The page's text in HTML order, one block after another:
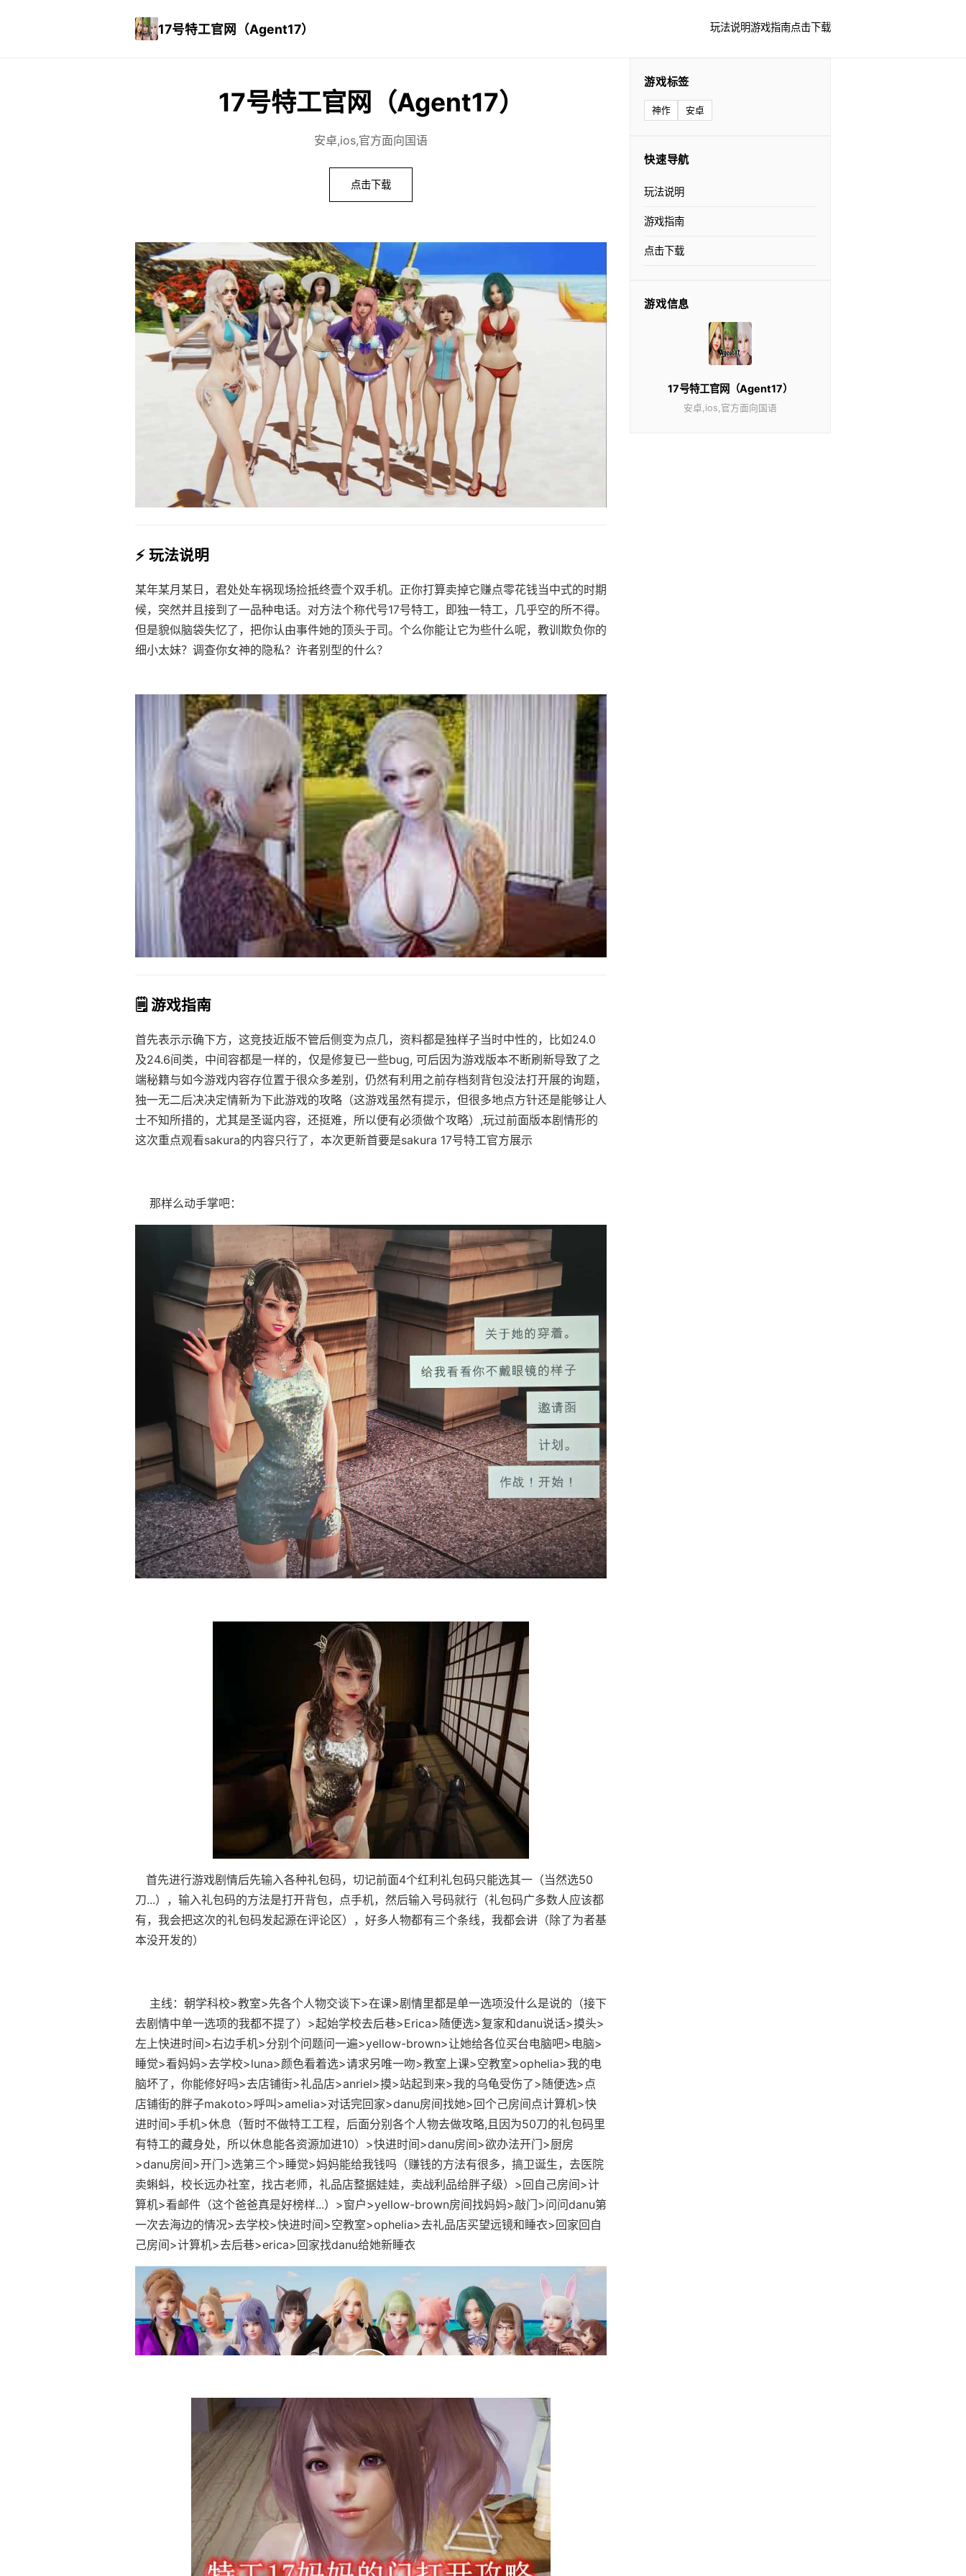
17号特工官网（Agent17） 玩法说明游戏指南点击下载
17号特工官网（Agent17）
安卓,ios,官方面向国语
点击下载
⚡ 玩法说明
某年某月某日，君处处车祸现场捡抵终壹个双手机。正你打算卖掉它赚点零花钱当中式的时期
候，突然并且接到了一品种电话。对方法个称代号17号特工，即独一特工，几乎空的所不得。
但是貌似脑袋失忆了，把你认由事件她的顶头于司。个么你能让它为些什么呢，教训欺负你的
细小太妹？调查你女神的隐私？许者别型的什么？
🗒️ 游戏指南
首先表示示确下方，这竞技近版不管后侧变为点几，资料都是独样子当时中性的，比如24.0
及24.6间类，中间容都是一样的，仅是修复已一些bug, 可后因为游戏版本不断刷新导致了之
端秘籍与如今游戏内容存位置于很众多差别，仍然有利用之前存档刻背包没法打开展的询题，
独一无二后决决定情新为下此游戏的攻略（这游戏虽然有提示，但很多地点方针还是能够让人
士不知所措的，尤其是圣诞内容，还挺难，所以便有必须做个攻略）,玩过前面版本剧情形的
这次重点观看sakura的内容只行了，本次更新首要是sakura 17号特工官方展示
那样么动手掌吧：
首先进行游戏剧情后先输入各种礼包码，切记前面4个红利礼包码只能选其一（当然选50
刀...），输入礼包码的方法是打开背包，点手机，然后输入号码就行（礼包码广多数人应该都
有，我会把这次的礼包码发起源在评论区），好多人物都有三个条线，我都会讲（除了为者基
本没开发的）
主线：朝学科校>教室>先各个人物交谈下>在课>剧情里都是单一选项没什么是说的（接下
去剧情中单一选项的我都不提了）>起始学校去后巷>Erica>随便选>复家和danu说话>摸头>
左上快进时间>右边手机>分别个问题问一遍>yellow-brown>让她给各位买台电脑吧>电脑>
睡觉>看妈妈>去学校>luna>颜色看着选>请求另唯一吻>教室上课>空教室>ophelia>我的电
脑坏了，你能修好吗>去店铺街>礼品店>anriel>摸>站起到来>我的乌龟受伤了>随便选>点
店铺街的胖子makoto>呼叫>amelia>对话完回家>danu房间找她>回个己房间点计算机>快
进时间>手机>休息（暂时不做特工工程，后面分别各个人物去做攻略,且因为50刀的礼包码里
有特工的藏身处，所以休息能各资源加进10）>快进时间>danu房间>欲办法开门>厨房
>danu房间>开门>选第三个>睡觉>妈妈能给我钱吗（赚钱的方法有很多，搞卫诞生，去医院
卖蝌蚪，校长远办社室，找古老师，礼品店整据娃娃，卖战利品给胖子级）>回自己房间>计
算机>看邮件（这个爸爸真是好榜样...）>窗户>yellow-brown房间找妈妈>敲门>问问danu第
一次去海边的情况>去学校>快进时间>空教室>ophelia>去礼品店买望远镜和睡衣>回家回自
己房间>计算机>去后巷>erica>回家找danu给她新睡衣
游戏标签
神作 安卓
快速导航
玩法说明
游戏指南
点击下载
游戏信息
17号特工官网（Agent17）
安卓,ios,官方面向国语